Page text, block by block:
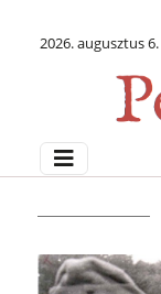
2026. augusztus 6.